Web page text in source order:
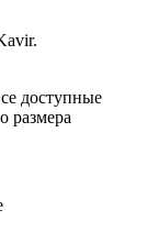
доступные
размера